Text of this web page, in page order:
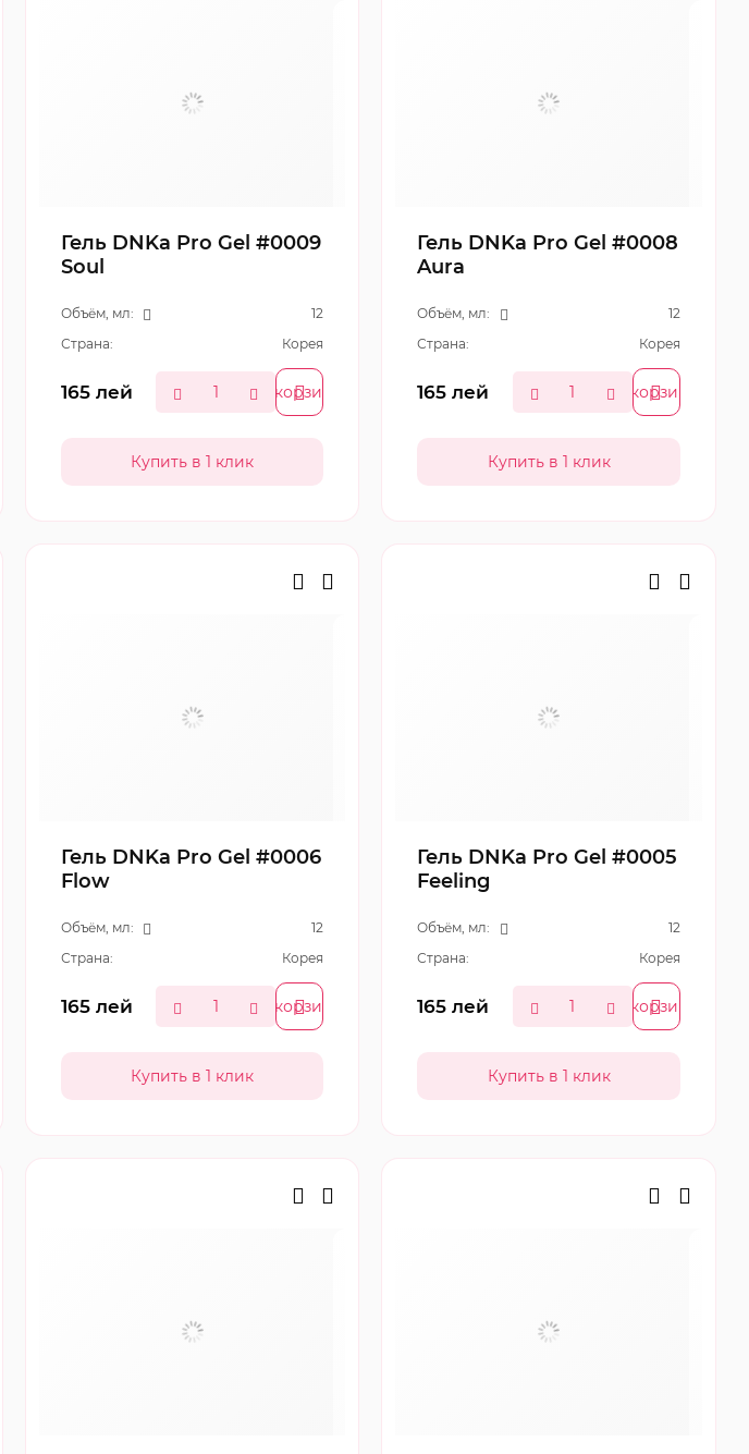
Гель DNKa Pro Gel #0009
Soul
Объём, мл:
12
Страна:
Корея
165лей В корзину
Гель DNKa Pro Gel #0008
Aura
Объём, мл:
12
Страна:
Корея
165 лей В корзину
Гель DNKa Pro Gel #0006
Flow
Объём, мл:
12
Страна:
Корея
165лей В корзину
Гель DNKa Pro Gel #0005
Feeling
Объём, мл:
12
Страна:
Корея
165 лей В корзину